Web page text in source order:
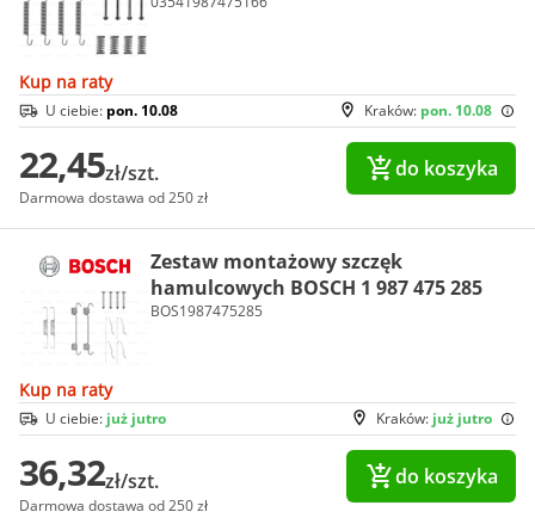
Kup na raty
Kraków: pon. 10.08
U ciebie: pon. 10.08
22,45zł/szt.
Darmowa dostawa od 250 zł
do koszyka
Zestaw montażowy szczęk
hamulcowych BOSCH 1 987 475 285
BOS1987475285
Kup na raty
Kraków: już jutro
U ciebie: już jutro
36,32zł/szt.
Darmowa dostawa od 250 zł
do koszyka